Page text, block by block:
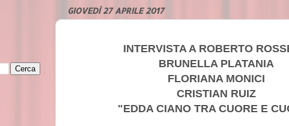
GIOVEDÌ 27 APRILE 2017
INTERVISTA A ROBERTO
BRUNELLA PLATANIA
FLORIANA MONICI
CRISTIAN RUIZ
"EDDA CIANO TRA CUORE E